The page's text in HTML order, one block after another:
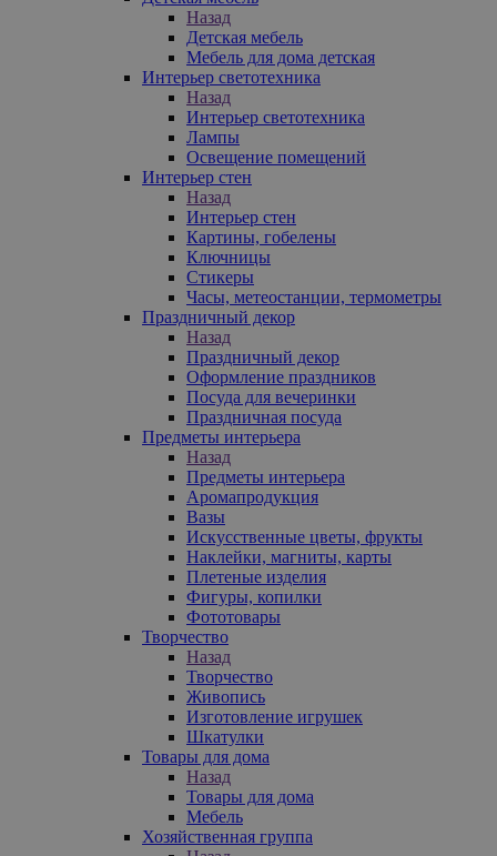
Назад
Детская мебель
Мебель для дома детская
Интерьер светотехника
Назад
Интерьер светотехника
Лампы
Освещение помещений
Интерьер стен
Назад
Интерьер стен
Картины, гобелены
Ключницы
Стикеры
Часы, метеостанции, термометры
Праздничный декор
Назад
Праздничный декор
Оформление праздников
Посуда для вечеринки
Праздничная посуда
Предметы интерьера
Назад
Предметы интерьера
Аромапродукция
Вазы
Искусственные цветы, фрукты
Наклейки, магниты, карты
Плетеные изделия
Фигуры, копилки
Фототовары
Творчество
Назад
Творчество
Живопись
Изготовление игрушек
Шкатулки
Товары для дома
Назад
Товары для дома
Мебель
Хозяйственная группа